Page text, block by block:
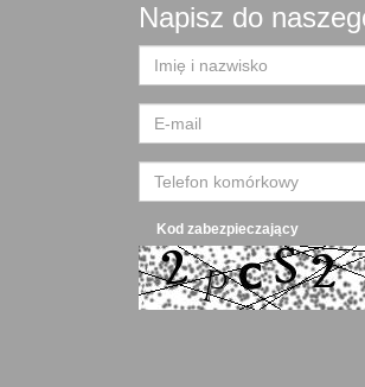
Napisz do
Kod zabezpieczający